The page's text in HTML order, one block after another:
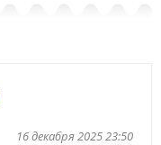
16 декабря 2025 23:50